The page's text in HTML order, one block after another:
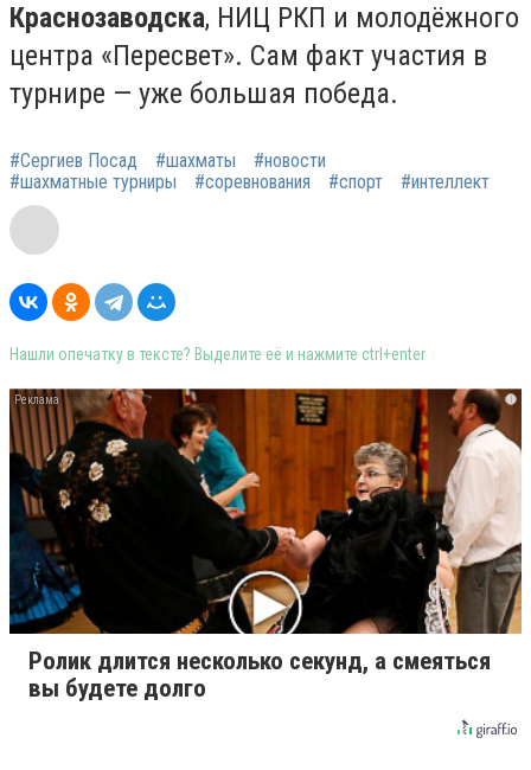
Краснозаводска, НИЦ РКП и молодёжного
центра «Пересвет». Сам факт участия в
турнире — уже большая победа.
#Сергиев Посад #шахматы
#новости
#шахматные турниры
#соревнования #спорт #интеллект
Нашли опечатку в тексте? Выделите её и нажмите ctrl+enter
i
Ролик длится несколько секунд, а смеяться
вы будете долго